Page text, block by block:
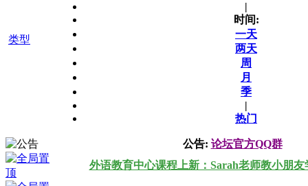
类型
|
时间:
一天
两天
周
月
季
|
热门
公告: 论坛官方QQ群
外语教育中心课程上新：Sarah老师教小朋